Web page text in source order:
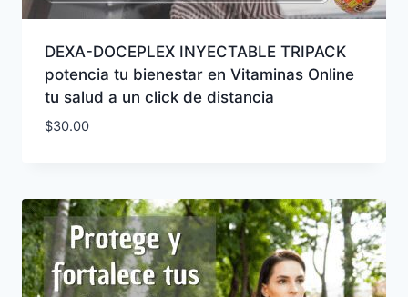
DEXA-DOCEPLEX INYECTABLE TRIPACK
potencia tu bienestar en Vitaminas Online
tu salud a un click de distancia
$30.00